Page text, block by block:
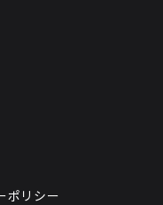
ポリシー